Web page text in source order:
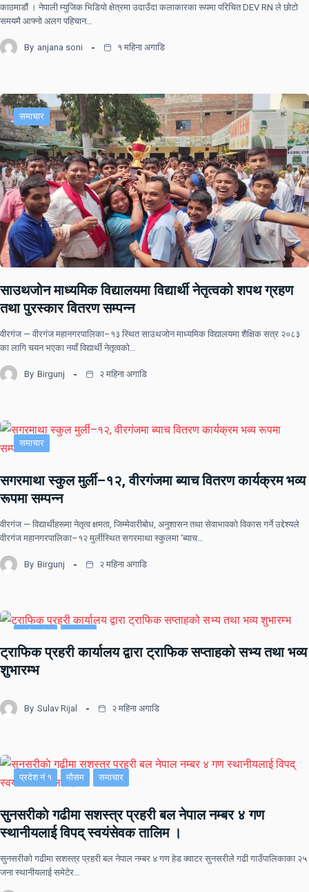
काठमाडौं । नेपाली म्युजिक भिडियो क्षेत्रमा उदाउँदा कलाकारका रूपमा परिचित DEV RN ले छोटो
समयमै आफ्नो अलग पहिचान…
By anjana soni १ महिना अगाडि
समाचार
साउथजोन माध्यमिक विद्यालयमा विद्यार्थी नेतृत्वको शपथ ग्रहण
तथा पुरस्कार वितरण सम्पन्न
वीरगंज — वीरगंज महानगरपालिका–१३ स्थित साउथजोन माध्यमिक विद्यालयमा शैक्षिक सत्र २०८३
का लागि चयन भएका नयाँ विद्यार्थी नेतृत्वको…
By Birgunj २ महिना अगाडि
समाचार
सगरमाथा स्कुल मुर्ली–१२, वीरगंजमा ब्याच वितरण कार्यक्रम भव्य
रूपमा सम्पन्न
वीरगंज — विद्यार्थीहरूमा नेतृत्व क्षमता, जिम्मेवारीबोध, अनुशासन तथा सेवाभावको विकास गर्ने उद्देश्यले
वीरगंज महानगरपालिका–१२ मुर्लीस्थित सगरमाथा स्कुलमा ‘ब्याच…
By Birgunj २ महिना अगाडि
ट्राफिक प्रहरी कार्यालय द्वारा ट्राफिक सप्ताहको सभ्य तथा भव्य
शुभारम्भ
By Sulav Rijal २ महिना अगाडि
प्रदेश नं १ मौसम समाचार
सुनसरीकाे गढीमा सशस्त्र प्रहरी बल नेपाल नम्बर ४ गण
स्थानीयलाई विपद् स्वयंसेवक तालिम ।
सुनसरीकाे गढीमा सशस्त्र प्रहरी बल नेपाल नम्बर ४ गण हेड क्वाटर सुनसरीले गढी गाउँपालिकाका २५
जना स्थानीयलाई समेटेर…